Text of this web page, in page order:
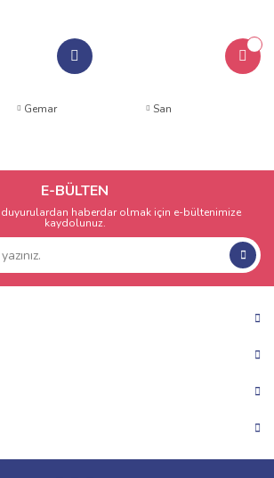
Gemar San
E-BÜLTEN
haberdar olmak için e-bültenimize
kaydolunuz.